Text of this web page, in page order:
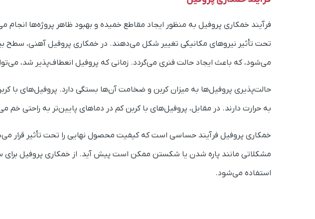
فرآیند خمکاری پروفیل به منظور ایجاد مقاطع خمیده و بهبود ظاهر پروژه‌ها
تحت تأثیر نیروهای مکانیکی تغییر شکل می‌دهند. در خمکاری پروفیل آهنی، سطح
می‌شود، که باعث ایجاد حالت فنری می‌گردد. زمانی که پروفیل انعطاف‌پذیر شد،
حالت‌پذیری پروفیل‌ها به میزان کربن و ضخامت آن‌ها بستگی دارد. پروفیل‌های با
به حرارت دارند. در مقابل، پروفیل‌های با کربن کم در دماهای پایین‌تر به راحتی خم
خمکاری پروفیل فرآیند حساسی است که کیفیت محصول نهایی را تحت تأثیر قرار
مشکلاتی مانند پاره شدن یا شکستن ممکن است پیش آید. از خمکاری پروفیل برای
استفاده می‌شود.